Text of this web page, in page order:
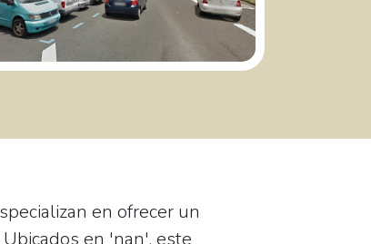
en ofrecer un
en 'nan', este